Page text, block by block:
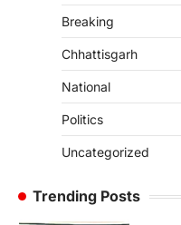
Breaking
Chhattisgarh
National
Politics
Uncategorized
Trending Posts
जशपुर
CG:
बनाने की